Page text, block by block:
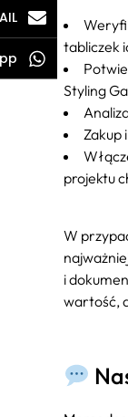
tabliczek
Styling
Zakup
projektu
W
i
wartość,